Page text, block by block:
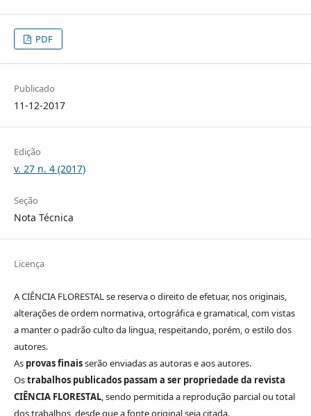
PDF
Publicado
11-12-2017
Edição
v. 27 n. 4 (2017)
Seção
Nota Técnica
Licença
A CIÊNCIA FLORESTAL se reserva o direito de efetuar, nos originais,
alterações de ordem normativa, ortográfica e gramatical, com vistas
a manter o padrão culto da lingua, respeitando, porém, o estilo dos
autores.
As provas finaisserão enviadas as autoras e aos autores.
Ostrabalhos publicados passam a ser propriedade da revista
CIÊNCIA FLORESTAL, sendo permitida a reprodução parcial ou total
dos trabalhos, desde que a fonte original seja citada.